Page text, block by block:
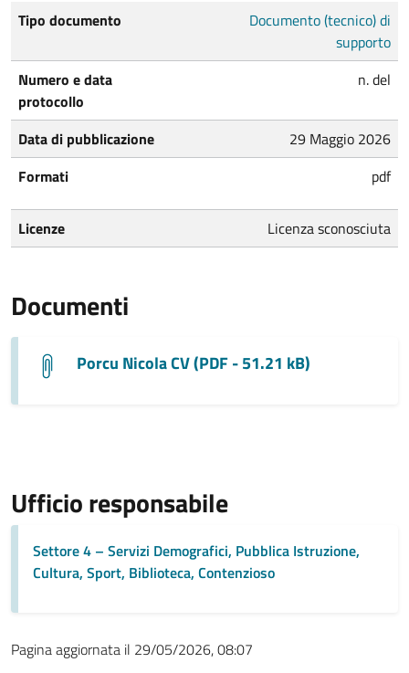
Tipo documento
Documento (tecnico) di
supporto
Numero e data
protocollo
n. del
Data di pubblicazione
29 Maggio 2026
Formati
pdf
Licenze Licenza sconosciuta
Documenti
Porcu Nicola CV (PDF - 51.21 kB)
Ufficio responsabile
Settore 4 – Servizi Demografici, Pubblica Istruzione,
Cultura, Sport, Biblioteca, Contenzioso
Pagina aggiornata il 29/05/2026, 08:07